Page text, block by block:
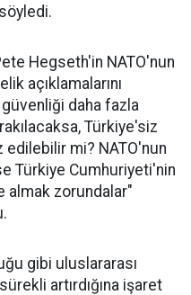
Hegseth'in NATO'nun
açıklamalarını
güvenliği daha fazla
Türkiye'siz
mi? NATO'nun
Türkiye Cumhuriyeti'nin
almak zorundalar"
gibi uluslararası
artırdığına işaret